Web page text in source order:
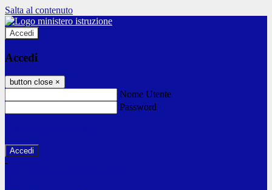
Salta al contenuto
Accedi
Accedi
button close ×
Nome Utente
Password
-